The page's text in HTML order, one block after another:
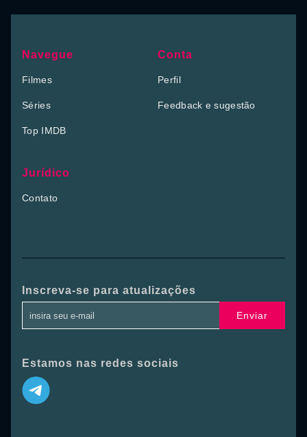
Navegue
Filmes
Séries
Top IMDB
Conta
Perfil
Feedback e sugestão
Jurídico
Contato
Inscreva-se para atualizações
Enviar
Estamos nas redes sociais